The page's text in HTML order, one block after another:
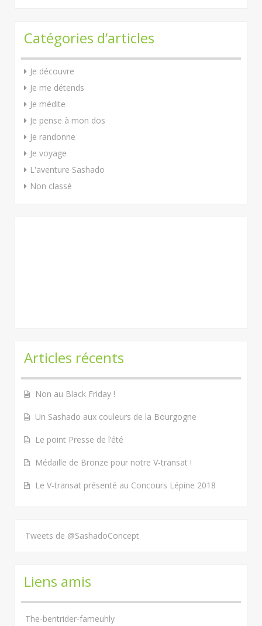
Catégories d’articles
Je découvre
Je me détends
Je médite
Je pense à mon dos
Je randonne
Je voyage
L'aventure Sashado
Non classé
Articles récents
Non au Black Friday !
Un Sashado aux couleurs de la Bourgogne
Le point Presse de l’été
Médaille de Bronze pour notre V-transat !
Le V-transat présenté au Concours Lépine 2018
Tweets de @SashadoConcept
Liens amis
The-bentrider-fameuhly